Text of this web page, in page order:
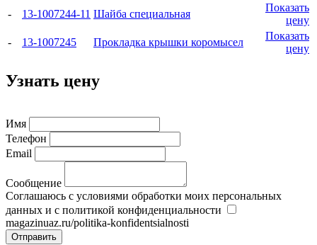
-
13-1007244-11 Шайба специальная
Показать
цену
-
13-1007245 Прокладка крышки коромысел
Показать
цену
Узнать цену
Имя
Телефон
Email
Сообщение
Соглашаюсь с условиями обработки моих персональных
данных и с политикой конфиденциальности
magazinuaz.ru/politika-konfidentsialnosti
Отправить